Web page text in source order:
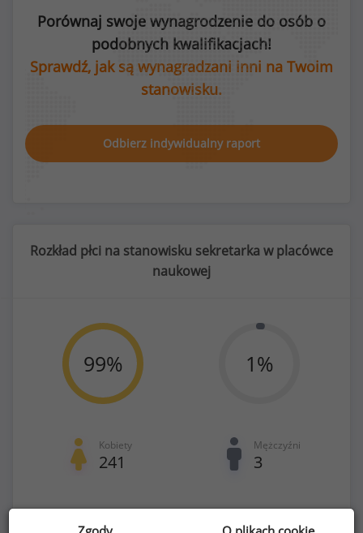
Porównaj swoje wynagrodzenie do osób o
podobnych kwalifikacjach!
Sprawdź, jak są wynagradzani inni na Twoim
stanowisku.
Odbierz indywidualny raport
Rozkład płci na stanowisku sekretarka w placówce
naukowej
99%
Kobiety
241
1%
Mężczyźni
3